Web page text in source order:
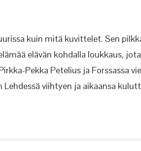
kuin mitä kuvittelet. Sen
elävän kohdalla loukkaus,
Pekka Petelius ja Forssassa
viihtyen ja aikaansa